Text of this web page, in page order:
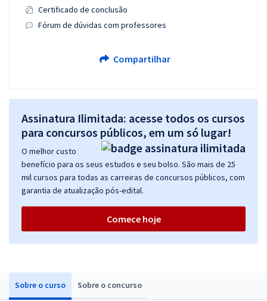
Sobre o curso Sobre o concurso
Certificado de conclusão
Fórum de dúvidas com professores
Compartilhar
Assinatura Ilimitada: acesse todos os cursos
para concursos públicos, em um só lugar!
O melhor custo
benefício para os seus estudos e seu bolso. São mais de 25
mil cursos para todas as carreiras de concursos públicos, com
garantia de atualização pós-edital.
Comece hoje